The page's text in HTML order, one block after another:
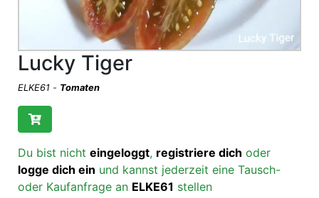
Lucky Tiger
ELKE61 - Tomaten
Du bist nicht eingeloggt, registriere dich oder
logge dich ein und kannst jederzeit eine Tausch-
oder Kaufanfrage an ELKE61 stellen